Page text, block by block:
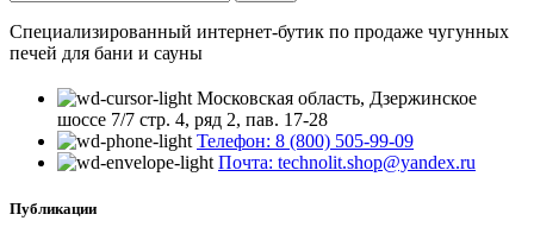
Специализированный интернет-бутик по продаже чугунных
печей для бани и сауны
Московская область, Дзержинское
шоссе 7/7 стр. 4, ряд 2, пав. 17-28
Телефон: 8 (800) 505-99-09
Почта: technolit.shop@yandex.ru
Публикации